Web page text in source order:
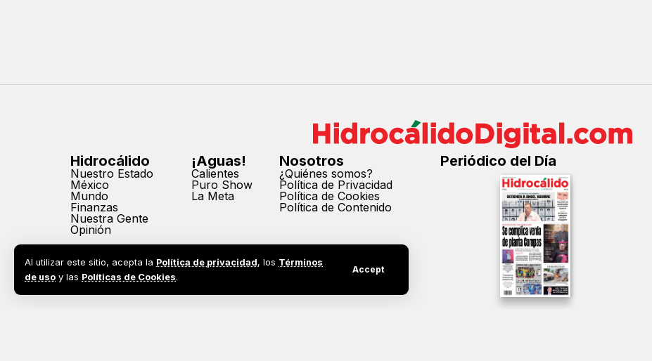
Al utilizar este sitio, acepta la Política de privacidad, los Términos
de uso y las Políticas de Cookies.
Accept
Hidrocálido
Nuestro Estado
México
Mundo
Finanzas
Nuestra Gente
Opinión
¡Aguas!
Calientes
Puro Show
La Meta
Nosotros
¿Quiénes somos?
Política de Privacidad
Política de Cookies
Política de Contenido
Periódico del Día